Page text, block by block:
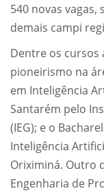
540 novas vagas,
demais campi
Dentre os cursos
pioneirismo na
em Inteligência
Santarém pelo
(IEG); e o
Inteligência
Oriximiná. Outro
Engenharia de